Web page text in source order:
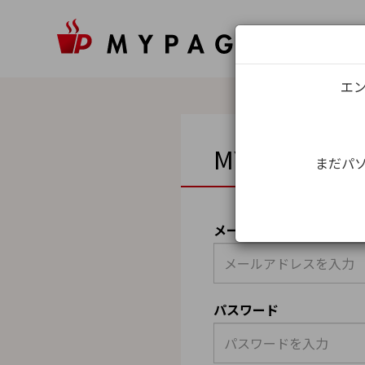
MYPAGEロ
メールアドレス（ユーザ
パスワード
エ
まだパ